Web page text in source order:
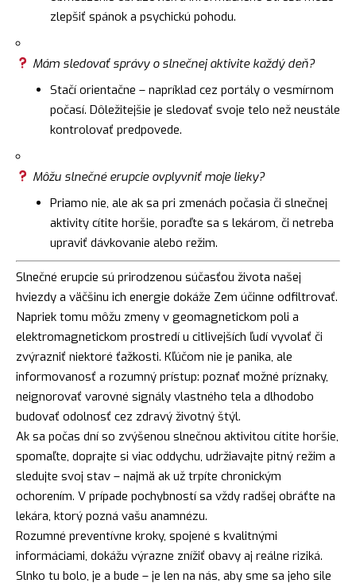
zlepšiť spánok a psychickú pohodu.
Mám sledovať správy o slnečnej aktivite každý deň?
Stačí orientačne – napríklad cez portály o vesmírnom
počasí. Dôležitejšie je sledovať svoje telo než neustále
kontrolovať predpovede.
Môžu slnečné erupcie ovplyvniť moje lieky?
Priamo nie, ale ak sa pri zmenách počasia či slnečnej
aktivity cítite horšie, poraďte sa s lekárom, či netreba
upraviť dávkovanie alebo režim.
Slnečné erupcie sú prirodzenou súčasťou života našej
hviezdy a väčšinu ich energie dokáže Zem účinne odfiltrovať.
Napriek tomu môžu zmeny v geomagnetickom poli a
elektromagnetickom prostredí u citlivejších ľudí vyvolať či
zvýrazniť niektoré ťažkosti. Kľúčom nie je panika, ale
informovanosť a rozumný prístup: poznať možné príznaky,
neignorovať varovné signály vlastného tela a dlhodobo
budovať odolnosť cez zdravý životný štýl.
Ak sa počas dní so zvýšenou slnečnou aktivitou cítite horšie,
spomaľte, doprajte si viac oddychu, udržiavajte pitný režim a
sledujte svoj stav – najmä ak už trpíte chronickým
ochorením. V prípade pochybností sa vždy radšej obráťte na
lekára, ktorý pozná vašu anamnézu.
Rozumné preventívne kroky, spojené s kvalitnými
informáciami, dokážu výrazne znížiť obavy aj reálne riziká.
Slnko tu bolo, je a bude – je len na nás, aby sme sa jeho sile